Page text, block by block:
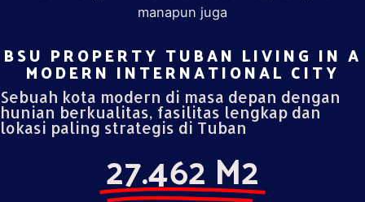
manapun juga
BSU PROPERTY TUBAN LIVING IN A
MODERN INTERNATIONAL CITY​
Sebuah kota modern di masa depan dengan
hunian berkualitas, fasilitas lengkap dan
lokasi paling strategis di Tuban
27.462 M2